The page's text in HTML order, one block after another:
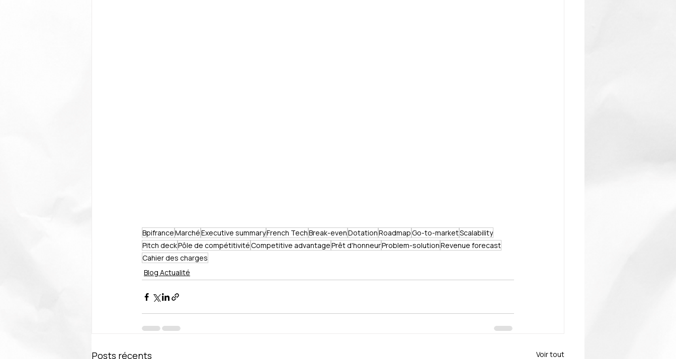
BpifranceMarchéExecutive summaryFrench TechBreak-evenDotationRoadmapGo-to-marketScalability
Pitch deckPôle de compétitivitéCompetitive advantagePrêt d'honneurProblem-solutionRevenue forecast
Cahier des charges
Blog Actualité
Posts récents Voir tout